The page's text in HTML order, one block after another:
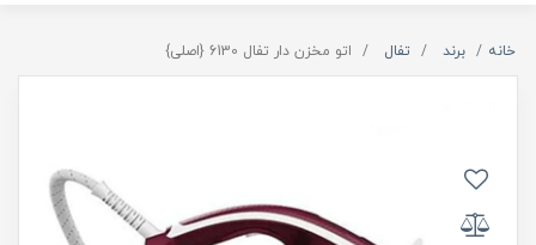
خانه برند تفال اتو مخزن دار تفال 6130 {اصلی}